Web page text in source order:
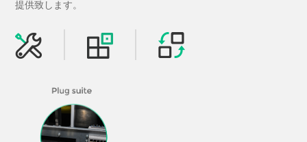
提供致します。